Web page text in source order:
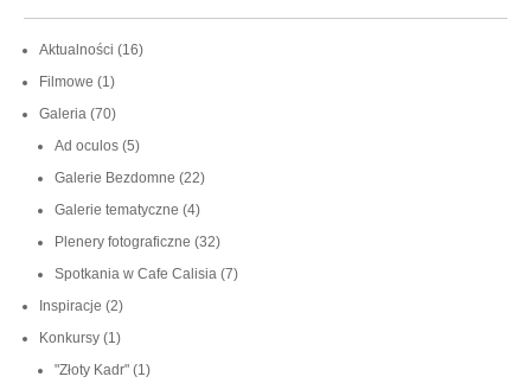
Aktualności (16)
Filmowe (1)
Galeria (70)
Ad oculos (5)
Galerie Bezdomne (22)
Galerie tematyczne (4)
Plenery fotograficzne (32)
Spotkania w Cafe Calisia (7)
Inspiracje (2)
Konkursy (1)
"Złoty Kadr" (1)